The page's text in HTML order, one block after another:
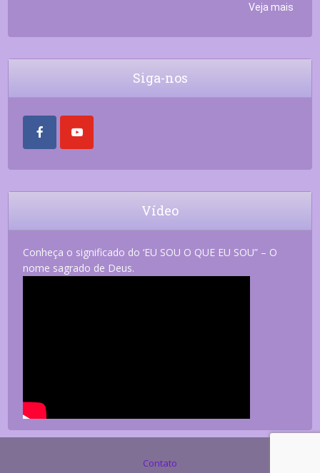
Veja mais
Siga-nos
Vídeo
Conheça o significado do ‘EU SOU O QUE EU SOU” – O
nome sagrado de Deus.
Contato